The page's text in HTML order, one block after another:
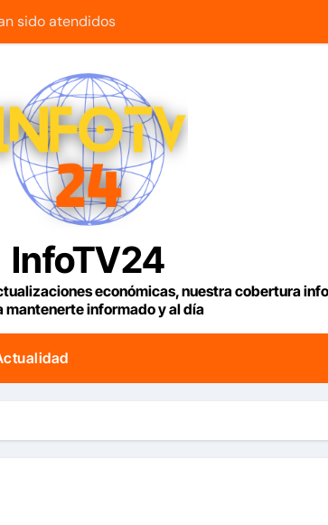
sido atendidos
que creó una escuelita para niños damnificados
acelerar las elecciones en Venezuela
opositores que llegaron al país para diálogo con
13.000 viviendas afectadas por los terremotos
fecha valor jueves 6 de agosto de 2026
InfoTV24
económicas, nuestra cobertura
mantenerte informado y al día